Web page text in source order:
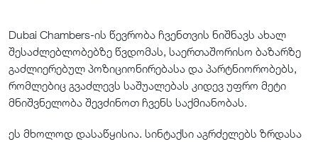
Dubai Chambers-ის წევრობა ჩვენთვის ნიშნავს ახალ
შესაძლებლობებზე წვდომას, საერთაშორისო ბაზარზე
გაძლიერებულ პოზიციონირებასა და პარტნიორობებს,
რომლებიც გვაძლევს საშუალებას კიდევ უფრო მეტი
მნიშვნელობა შევძინოთ ჩვენს საქმიანობას.
ეს მხოლოდ დასაწყისია. სინტაქსი აგრძელებს ზრდასა